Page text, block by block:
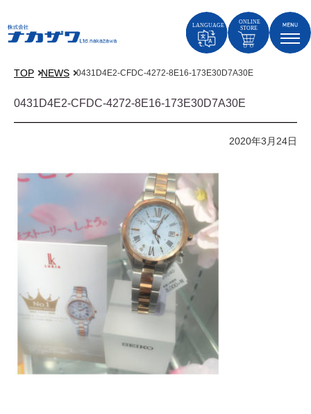
TOP NEWS 0431D4E2-CFDC-4272-8E16-173E30D7A30E
0431D4E2-CFDC-4272-8E16-173E30D7A30E
2020年3月24日